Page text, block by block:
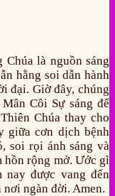
Chúa là nguồn sáng
hằng soi dẫn hành
đại. Giờ đây, chúng
Côi Sự sáng để
Chúa thay cho
giữa cơn dịch bệnh
soi rọi ánh sáng và
hồn rộng mở. Ước gì
được vang đến
ngàn đời. Amen.